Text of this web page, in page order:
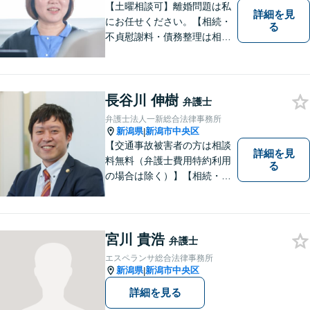
【土曜相談可】離婚問題は私
にお任せください。【相続・
不貞慰謝料・債務整理は相談
く）】
詳細を見
る
長谷川 伸樹 弁護士
弁護士法人一新総合法律事務所
新潟県|新潟市中央区
【交通事故被害者の方は相談
料無料（弁護士費用特約利用
の場合は除く）】【相続・債
てお力になります
詳細を見
る
宮川 貴浩 弁護士
エスペランサ総合法律事務所
新潟県|新潟市中央区
詳細を見る